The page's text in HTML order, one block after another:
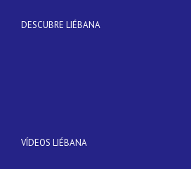
DESCUBRE LIÉBANA
VÍDEOS LIÉBANA